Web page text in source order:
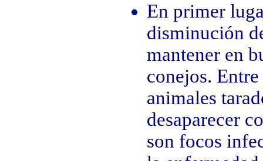
En primer
disminución
mantener en
conejos.
animales
desaparecer
son focos